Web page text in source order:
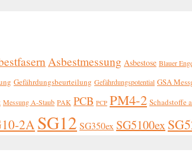
Asbestmessung Asbestose Blauer
Gefährdungsbeurteilung Gefährdungspotential GSA
Messung A-Staub PAK PCB PCP PM4-2 Schadstoffe
2A SG12 SG350ex SG5100ex